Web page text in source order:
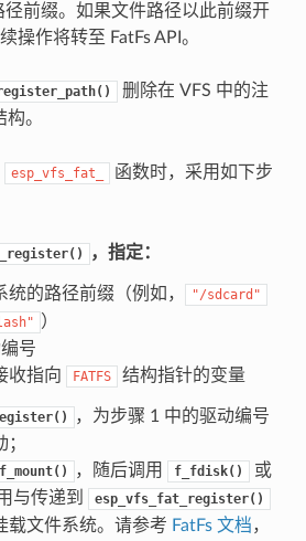
径前缀。如果文件路径以此前缀开
操作将转至 FatFs API。
删除在 VFS 中的注
构。
esp_vfs_fat_
函数时，采用如下步
，指定：
统的路径前缀（例如， "/sdcard"
）
号
收指向
FATFS 结构指针的变量
，为步骤 1 中的驱动编号
f_mount() ，随后调用 f_fdisk() 或
与传递到 esp_vfs_fat_register()
载文件系统。请参考 FatFs 文档，